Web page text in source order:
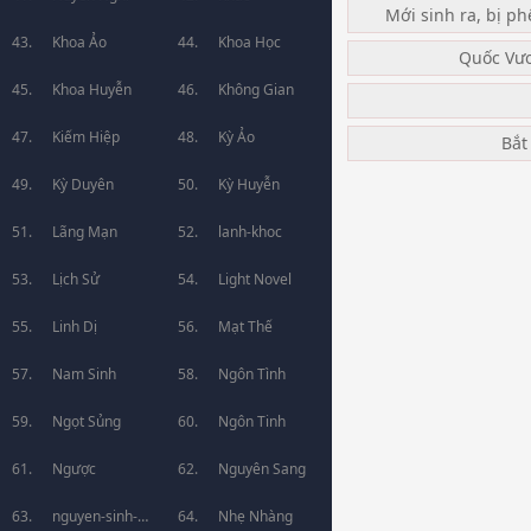
Khoa Ảo Khoa Học
Khoa Huyễn Không Gian
Kiếm Hiệp Kỳ Ảo
Kỳ Duyên Kỳ Huyễn
Lãng Mạn lanh-khoc
Lịch Sử Light Novel
Linh Dị Mạt Thế
Nam Sinh Ngôn Tình
Ngọt Sủng Ngôn Tinh
Ngược Nguyên Sang
nguyen-sinh- Nhẹ Nhàng
Mới sinh ra, bị
Quốc